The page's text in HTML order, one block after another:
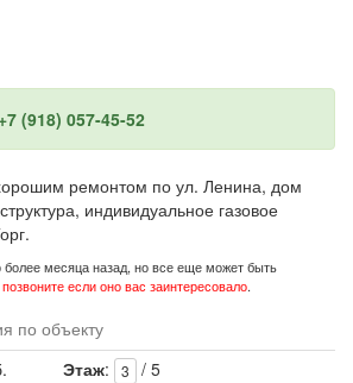
(918) 057-45-52
ремонтом по ул. Ленина, дом
индивидуальное газовое
месяца назад, но все еще может быть
если оно вас заинтересовало.
по объекту
Этаж: 3
/ 5